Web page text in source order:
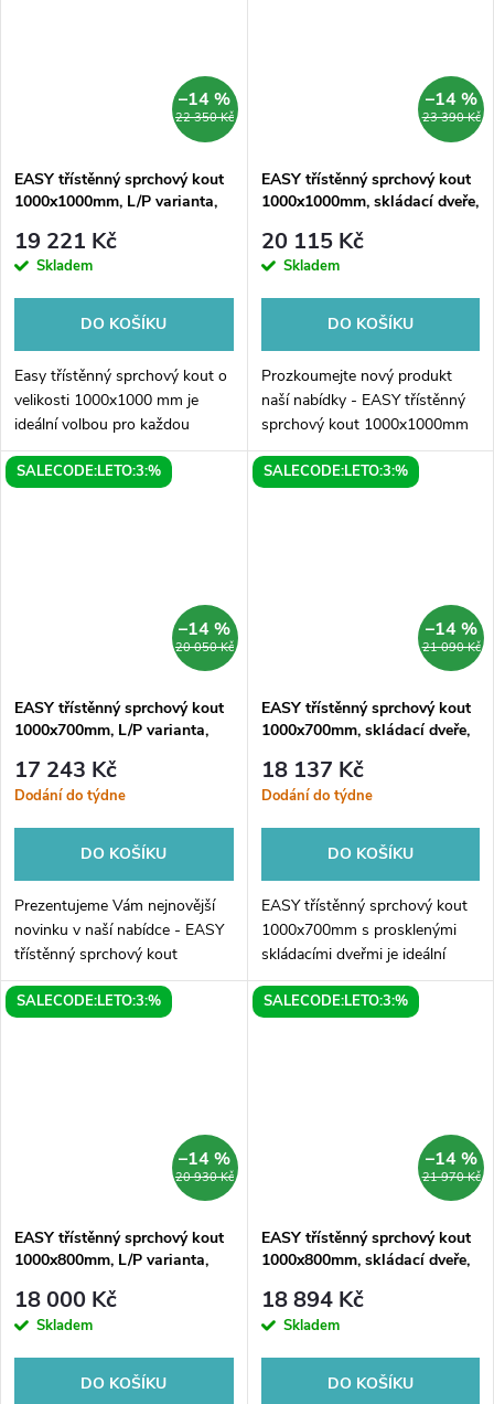
22 350 Kč
–14 %
EASY třístěnný sprchový kout
1000x1000mm, L/P varianta,
19 221 Kč
Skladem
DO KOŠÍKU
Easy třístěnný sprchový kout o
velikosti 1000x1000 mm je
ideální volbou pro každou
koupelnu. Výhodou tohoto
produktu je, že je možné ho
23 390 Kč
–14 %
EASY třístěnný sprchový kout
1000x1000mm, skládací dveře,
20 115 Kč
Skladem
DO KOŠÍKU
Prozkoumejte nový produkt
naší nabídky - EASY třístěnný
sprchový kout 1000x1000mm
s unikátními skládacími dveřmi
a možností nastavení na levou
SALECODE:LETO:3:%
20 050 Kč
–14 %
EASY třístěnný sprchový kout
1000x700mm, L/P varianta,
17 243 Kč
Dodání do týdne
DO KOŠÍKU
Prezentujeme Vám nejnovější
novinku v naší nabídce - EASY
třístěnný sprchový kout
1000x700mm v L/P variantě.
Tento moderní a praktický
SALECODE:LETO:3:%
21 090 Kč
–14 %
EASY třístěnný sprchový kout
1000x700mm, skládací dveře,
18 137 Kč
Dodání do týdne
DO KOŠÍKU
EASY třístěnný sprchový kout
1000x700mm s prosklenými
skládacími dveřmi je ideální
volbou pro vaše koupelny. Jeho
moderní a elegantní design
SALECODE:LETO:3:%
20 930 Kč
–14 %
EASY třístěnný sprchový kout
1000x800mm, L/P varianta,
18 000 Kč
Skladem
DO KOŠÍKU
SALECODE:LETO:3:%
21 970 Kč
–14 %
EASY třístěnný sprchový kout
1000x800mm, skládací dveře,
18 894 Kč
Skladem
DO KOŠÍKU